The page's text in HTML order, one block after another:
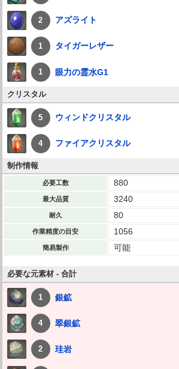
2 アズライト
1 タイガーレザー
1 眼力の霊水G1
クリスタル
5 ウィンドクリスタル
4 ファイアクリスタル
制作情報
必要工数 880
最大品質 3240
耐久 80
作業精度の目安 1056
簡易製作 可能
必要な元素材 - 合計
1 銀鉱
4 翠銀鉱
2 珪岩